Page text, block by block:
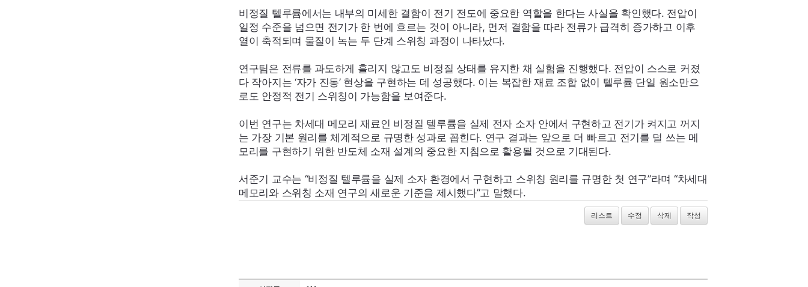
비정질 텔루륨에서는 내부의 미세한 결함이 전기 전도에 중요한 역할을 한다는 사실을 확인했다. 전압이
일정 수준을 넘으면 전기가 한 번에 흐르는 것이 아니라, 먼저 결함을 따라 전류가 급격히 증가하고 이후
열이 축적되며 물질이 녹는 두 단계 스위칭 과정이 나타났다.
연구팀은 전류를 과도하게 흘리지 않고도 비정질 상태를 유지한 채 실험을 진행했다. 전압이 스스로 커졌
다 작아지는 ‘자가 진동’ 현상을 구현하는 데 성공했다. 이는 복잡한 재료 조합 없이 텔루륨 단일 원소만으
로도 안정적 전기 스위칭이 가능함을 보여준다.
이번 연구는 차세대 메모리 재료인 비정질 텔루륨을 실제 전자 소자 안에서 구현하고 전기가 켜지고 꺼지
는 가장 기본 원리를 체계적으로 규명한 성과로 꼽힌다. 연구 결과는 앞으로 더 빠르고 전기를 덜 쓰는 메
모리를 구현하기 위한 반도체 소재 설계의 중요한 지침으로 활용될 것으로 기대된다.
서준기 교수는 “비정질 텔루륨을 실제 소자 환경에서 구현하고 스위칭 원리를 규명한 첫 연구”라며 “차세대
메모리와 스위칭 소재 연구의 새로운 기준을 제시했다”고 말했다.
리스트 수정 삭제 작성